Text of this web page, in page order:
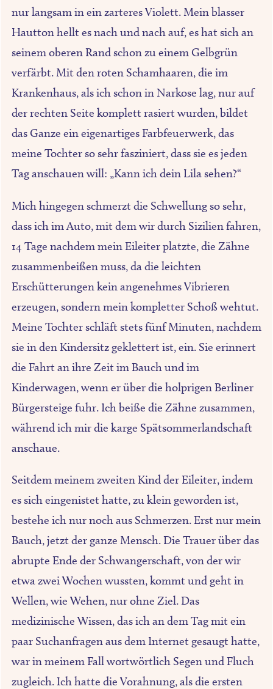
nur langsam in ein zarteres Violett. Mein blasser
Hautton hellt es nach und nach auf, es hat sich an
seinem oberen Rand schon zu einem Gelbgrün
verfärbt. Mit den roten Schamhaaren, die im
Krankenhaus, als ich schon in Narkose lag, nur auf
der rechten Seite komplett rasiert wurden, bildet
das Ganze ein eigenartiges Farbfeuerwerk, das
meine Tochter so sehr fasziniert, dass sie es jeden
Tag anschauen will: „Kann ich dein Lila sehen?“
Mich hingegen schmerzt die Schwellung so sehr,
dass ich im Auto, mit dem wir durch Sizilien fahren,
14 Tage nachdem mein Eileiter platzte, die Zähne
zusammenbeißen muss, da die leichten
Erschütterungen kein angenehmes Vibrieren
erzeugen, sondern mein kompletter Schoß wehtut.
Meine Tochter schläft stets fünf Minuten, nachdem
sie in den Kindersitz geklettert ist, ein. Sie erinnert
die Fahrt an ihre Zeit im Bauch und im
Kinderwagen, wenn er über die holprigen Berliner
Bürgersteige fuhr. Ich beiße die Zähne zusammen,
während ich mir die karge Spätsommerlandschaft
anschaue.
Seitdem meinem zweiten Kind der Eileiter, indem
es sich eingenistet hatte, zu klein geworden ist,
bestehe ich nur noch aus Schmerzen. Erst nur mein
Bauch, jetzt der ganze Mensch. Die Trauer über das
abrupte Ende der Schwangerschaft, von der wir
etwa zwei Wochen wussten, kommt und geht in
Wellen, wie Wehen, nur ohne Ziel. Das
medizinische Wissen, das ich an dem Tag mit ein
paar Suchanfragen aus dem Internet gesaugt hatte,
war in meinem Fall wortwörtlich Segen und Fluch
zugleich. Ich hatte die Vorahnung, als die ersten